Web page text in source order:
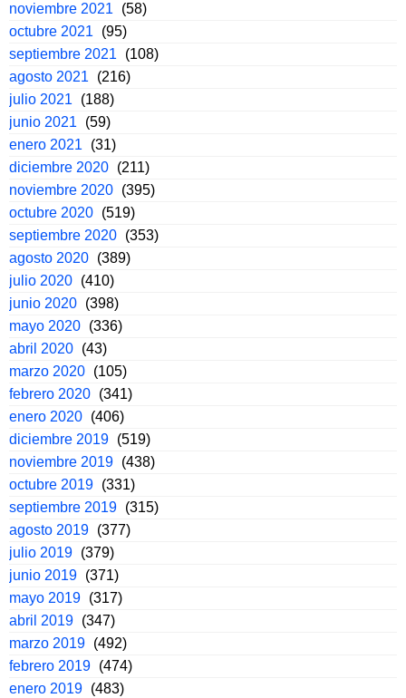
noviembre 2021
(58)
octubre 2021
(95)
septiembre 2021
(108)
agosto 2021
(216)
julio 2021
(188)
junio 2021
(59)
enero 2021
(31)
diciembre 2020 (211)
noviembre 2020 (395)
octubre 2020 (519)
septiembre 2020 (353)
agosto 2020 (389)
julio 2020 (410)
junio 2020 (398)
mayo 2020 (336)
abril 2020 (43)
marzo 2020 (105)
febrero 2020 (341)
enero 2020 (406)
diciembre 2019 (519)
noviembre 2019 (438)
octubre 2019 (331)
septiembre 2019 (315)
agosto 2019 (377)
julio 2019 (379)
junio 2019 (371)
mayo 2019 (317)
abril 2019 (347)
marzo 2019 (492)
febrero 2019 (474)
enero 2019 (483)